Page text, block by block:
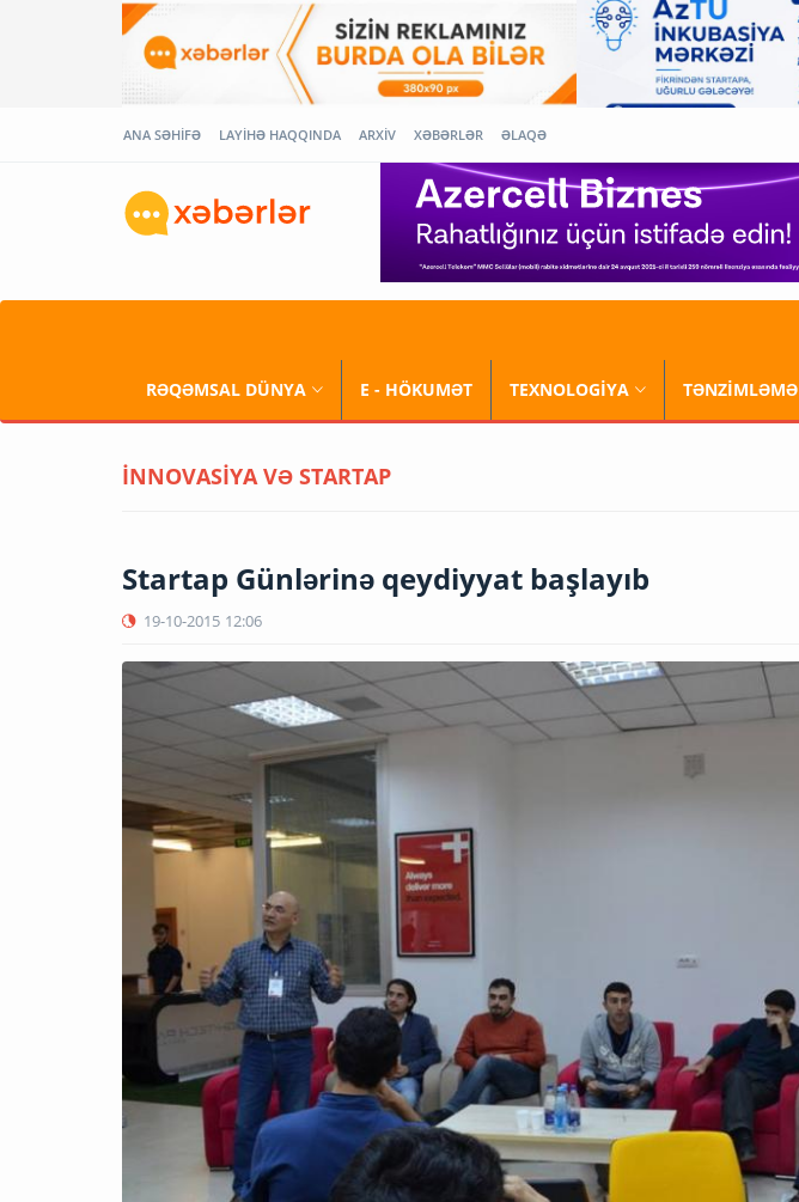
ANA SƏHİFƏ LAYİHƏ HAQQINDA ARXİV XƏBƏRLƏR ƏLAQƏ
RƏQƏMSAL DÜNYA E - HÖKUMƏT TEXNOLOGİYA TƏNZİMLƏMƏ
İNNOVASİYA VƏ STARTAP
Startap Günlərinə qeydiyyat başlayıb
19-10-2015 12:06